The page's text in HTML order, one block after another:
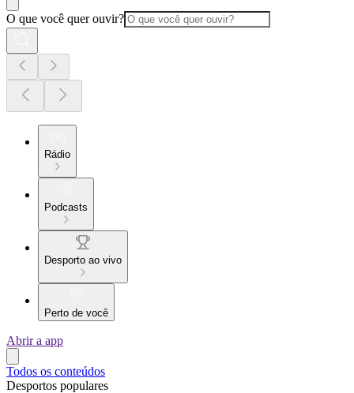
O que você quer ouvir?
Rádio
Podcasts
Desporto ao vivo
Perto de você
Abrir a app
Todos os conteúdos
Desportos populares